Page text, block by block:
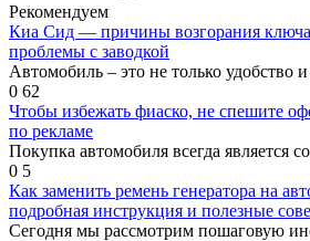
Рекомендуем
Киа Сид — причины возгорания
проблемы с заводкой
Автомобиль – это не только удобство
0 62
Чтобы избежать фиаско, не спешите
по рекламе
Покупка автомобиля всегда является
0 5
Как заменить ремень генератора на
подробная инструкция и полезные
Сегодня мы рассмотрим пошаговую